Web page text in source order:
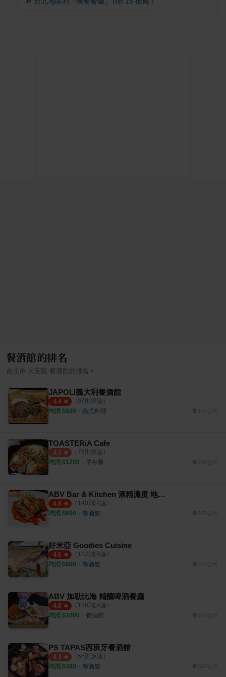
餐酒館的排名
台北市 大安區 餐酒館 的排名 ›
JAPOLI義大利餐酒館
4.4 （ 97則評論）
均消 $500 ・ 義式料理
TOASTERiA Cafe
4.3 （ 78則評論）
均消 $1200 ・ 早午餐 298公尺
ABV Bar & Kitchen 酒精濃度 地中海餐廳
4.8 （ 140則評論）
均消 $600 ・ 餐酒館 945公尺
好米亞 Goodies Cuisine
4.6 （ 132則評論）
均消 $800 ・ 餐酒館 424公尺
ABV 加勒比海 精釀啤酒餐廳
4.8 （ 158則評論）
均消 $1000 ・ 餐酒館 621公尺
PS TAPAS西班牙餐酒館
4.3 （ 55則評論）
均消 $480 ・ 餐酒館 567公尺